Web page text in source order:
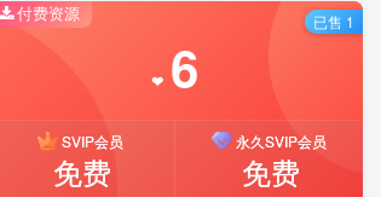
付费资源
❤ 6
SVIP会员
免费
永久SVIP会员
免费
已售 1